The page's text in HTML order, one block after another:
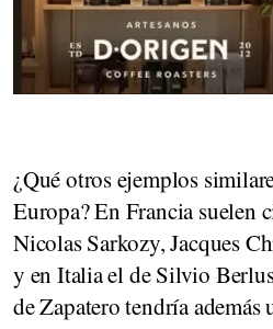
¿Qué otros ejemplos
Europa?En Francia suelen
Nicolas Sarkozy, Jacques
y en Italia el de Silvio
de Zapatero tendría además